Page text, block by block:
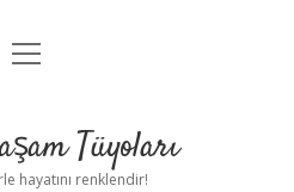
Uyarı
menüyü
Tüyoları
hayatını renklendir!